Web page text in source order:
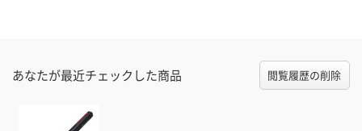
あなたが最近チェックした商品 閲覧履歴の削除